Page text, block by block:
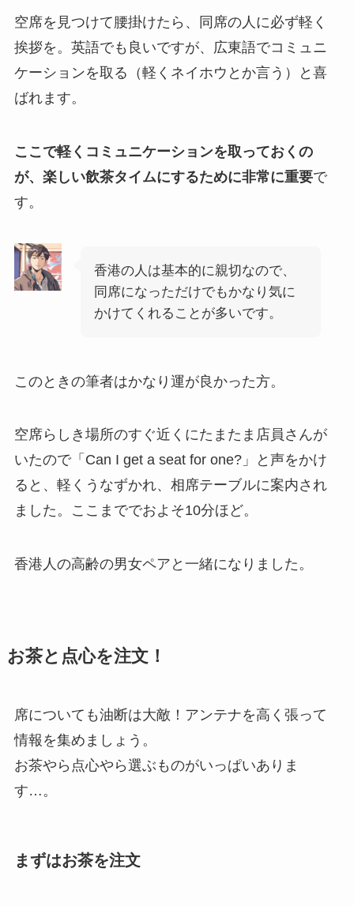
空席を見つけて腰掛けたら、同席の人に必ず軽く
挨拶を。英語でも良いですが、広東語でコミュニ
ケーションを取る（軽くネイホウとか言う）と喜
ばれます。
ここで軽くコミュニケーションを取っておくの
が、楽しい飲茶タイムにするために非常に重要で
す。
香港の人は基本的に親切なので、
同席になっただけでもかなり気に
かけてくれることが多いです。
このときの筆者はかなり運が良かった方。
空席らしき場所のすぐ近くにたまたま店員さんが
いたので「Can I get a seat for one?」と声をかけ
ると、軽くうなずかれ、相席テーブルに案内され
ました。ここまででおよそ10分ほど。
香港人の高齢の男女ペアと一緒になりました。
お茶と点心を注文！
席についても油断は大敵！アンテナを高く張って
情報を集めましょう。
お茶やら点心やら選ぶものがいっぱいありま
す…。
まずはお茶を注文